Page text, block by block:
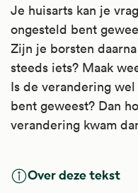
Je huisarts kan je
ongesteld bent
Zijn je borsten
steeds iets? Maak
Is de verandering
bent geweest? Dan
verandering kwam
Over deze tekst